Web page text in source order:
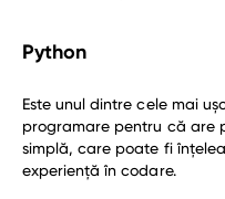
Python
Este unul dintre cele mai
programare pentru că are
simplă, care poate fi
experiență în codare.